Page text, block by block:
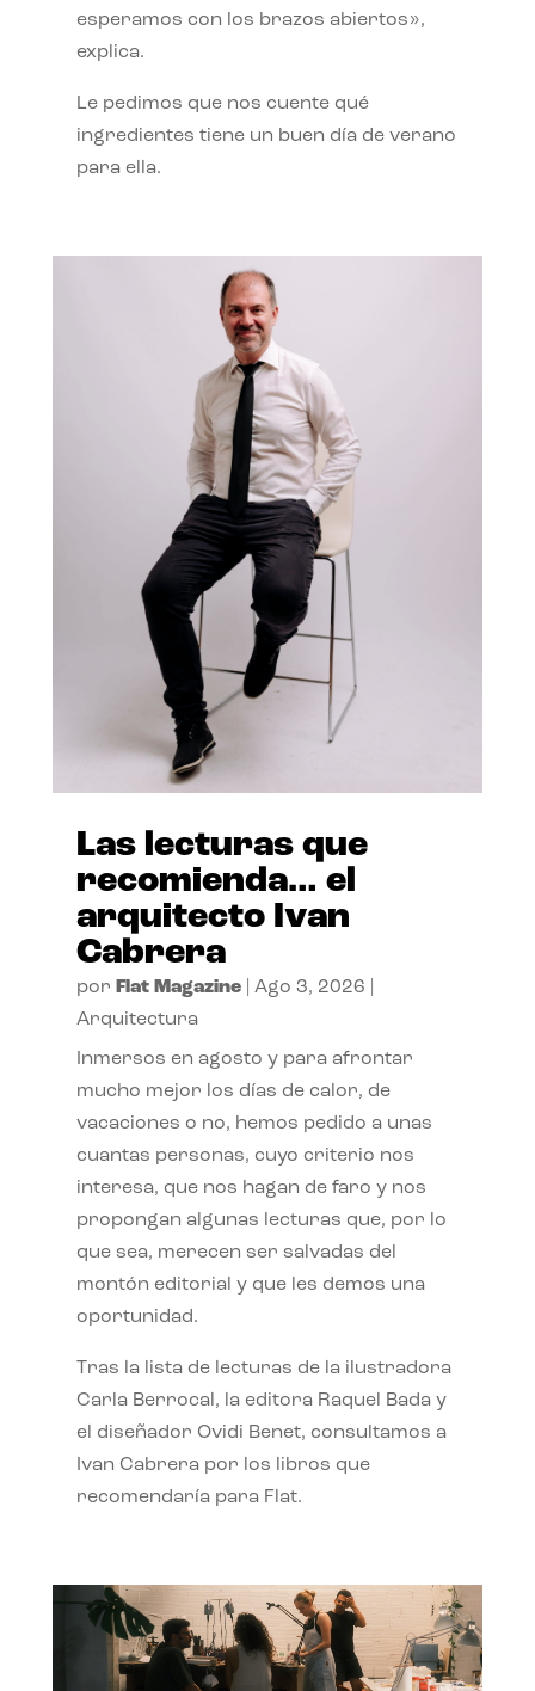
esperamos con los brazos abiertos»,
explica.
Le pedimos que nos cuente qué
ingredientes tiene un buen día de verano
para ella.
Las lecturas que
recomienda… el
arquitecto Ivan
Cabrera
por Flat Magazine| Ago 3, 2026
Arquitectura
Inmersos en agosto y para afrontar
mucho mejor los días de calor, de
vacaciones o no, hemos pedido a unas
cuantas personas, cuyo criterio nos
interesa, que nos hagan de faro y nos
propongan algunas lecturas que, por lo
que sea, merecen ser salvadas del
montón editorial y que les demos una
oportunidad.
Tras la lista de lecturas de la ilustradora
Carla Berrocal, la editora Raquel Bada y
el diseñador Ovidi Benet, consultamos a
Ivan Cabrera por los libros que
recomendaría para Flat.